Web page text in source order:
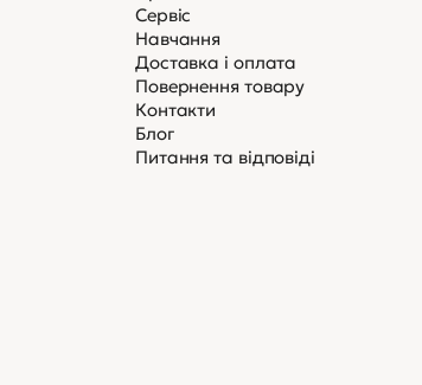
Сервіс
Навчання
Доставка і оплата
Повернення товару
Контакти
Блог
Питання та відповіді